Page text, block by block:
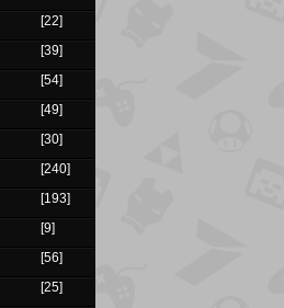
[22]
[39]
[54]
[49]
[30]
[240]
[193]
[9]
[56]
[25]